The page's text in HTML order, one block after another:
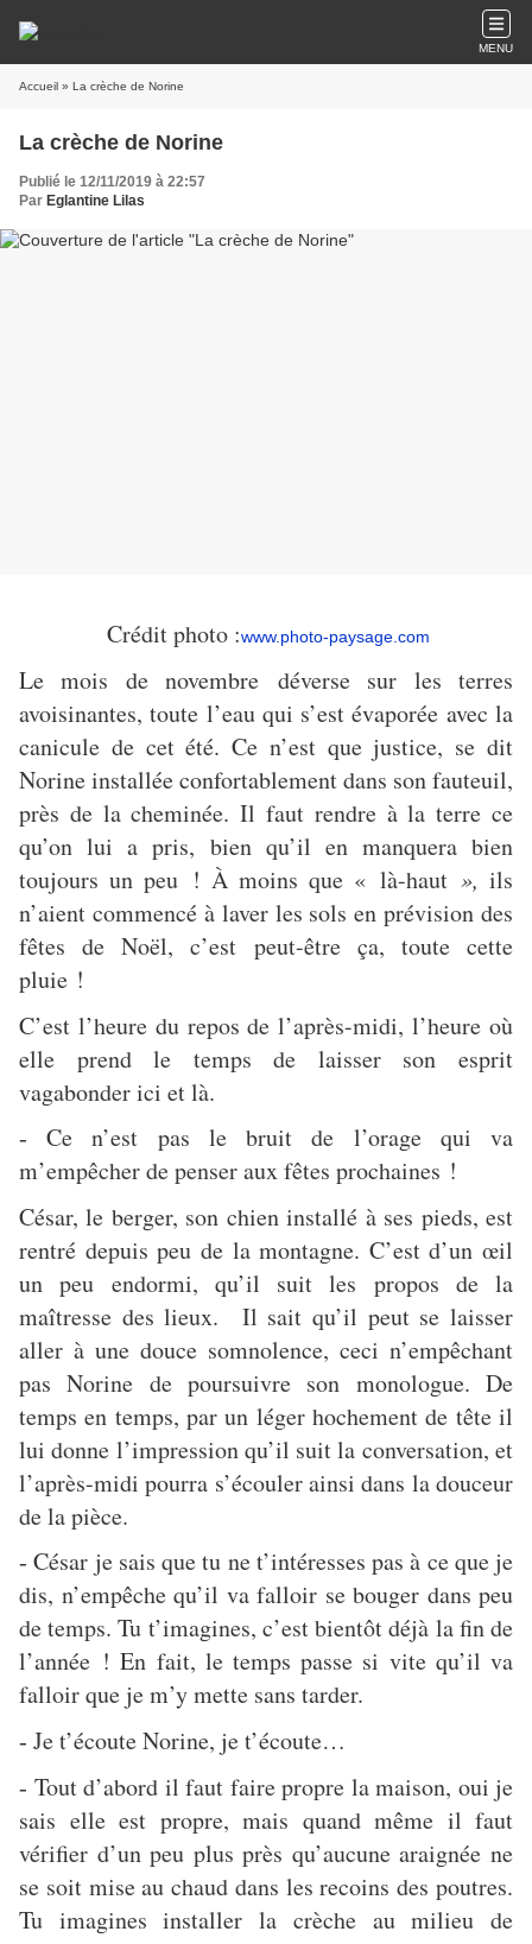
MENU
Accueil » La crèche de Norine
La crèche de Norine
Publié le 12/11/2019 à 22:57
Par Eglantine Lilas
Crédit photo :www.photo-paysage.com
Le mois de novembre déverse sur les terres
avoisinantes, toute l’eau qui s’est évaporée avec la
canicule de cet été. Ce n’est que justice, se dit
Norine installée confortablement dans son fauteuil,
près de la cheminée. Il faut rendre à la terre ce
qu’on lui a pris, bien qu’il en manquera bien
toujours un peu ! À moins que « là-haut»,ils
n’aient commencé à laver les sols en prévision des
fêtes de Noël, c’est peut-être ça, toute cette
pluie !
C’est l’heure du repos de l’après-midi, l’heure où
elle prend le temps de laisser son esprit
vagabonder ici et là.
-
Ce n’est pas le bruit de l’orage qui va
m’empêcher de penser aux fêtes prochaines !
César, le berger, son chien installé à ses pieds, est
rentré depuis peu de la montagne. C’est d’un œil
un peu endormi, qu’il suit les propos de la
maîtresse des lieux. Il sait qu’il peut se laisser
aller à une douce somnolence, ceci n’empêchant
pas Norine de poursuivre son monologue. De
temps en temps, par un léger hochement de tête il
lui donne l’impression qu’il suit la conversation, et
l’après-midi pourra s’écouler ainsi dans la douceur
de la pièce.
- César je sais que tu ne t’intéresses pas à ce que je
dis, n’empêche qu’il va falloir se bouger dans peu
de temps. Tu t’imagines, c’est bientôt déjà la fin de
l’année ! En fait, le temps passe si vite qu’il va
falloir que je m’y mette sans tarder.
- Je t’écoute Norine, je t’écoute…
- Tout d’abord il faut faire propre la maison, oui je
sais elle est propre, mais quand même il faut
vérifier d’un peu plus près qu’aucune araignée ne
se soit mise au chaud dans les recoins des poutres.
Tu imagines installer la crèche au milieu de